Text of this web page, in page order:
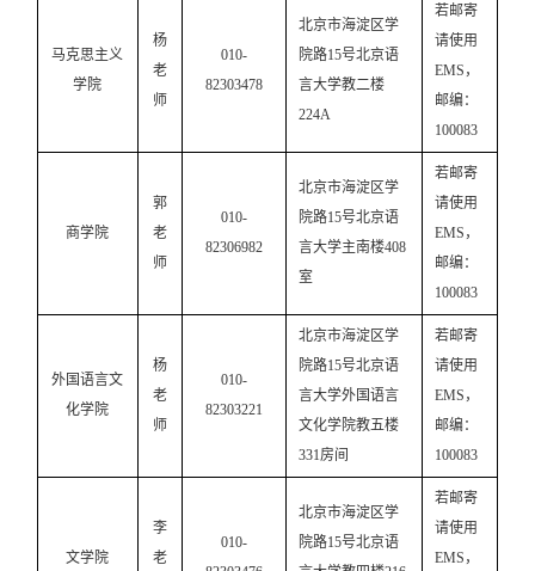
马克思主义
学院
杨
老
师
010-
82303478
北京市海淀区学
院路15号北京语
言大学教二楼
224A
若邮寄
请使用
EMS，
邮编：
100083
商学院
郭
老
师
010-
82306982
北京市海淀区学
院路15号北京语
言大学主南楼408
室
若邮寄
请使用
EMS，
邮编：
100083
外国语言文
化学院
杨
老
师
010-
82303221
北京市海淀区学
院路15号北京语
言大学外国语言
文化学院教五楼
331房间
若邮寄
请使用
EMS，
邮编：
100083
文学院
李
老
010-
北京市海淀区学
院路15号北京语
若邮寄
请使用
EMS，